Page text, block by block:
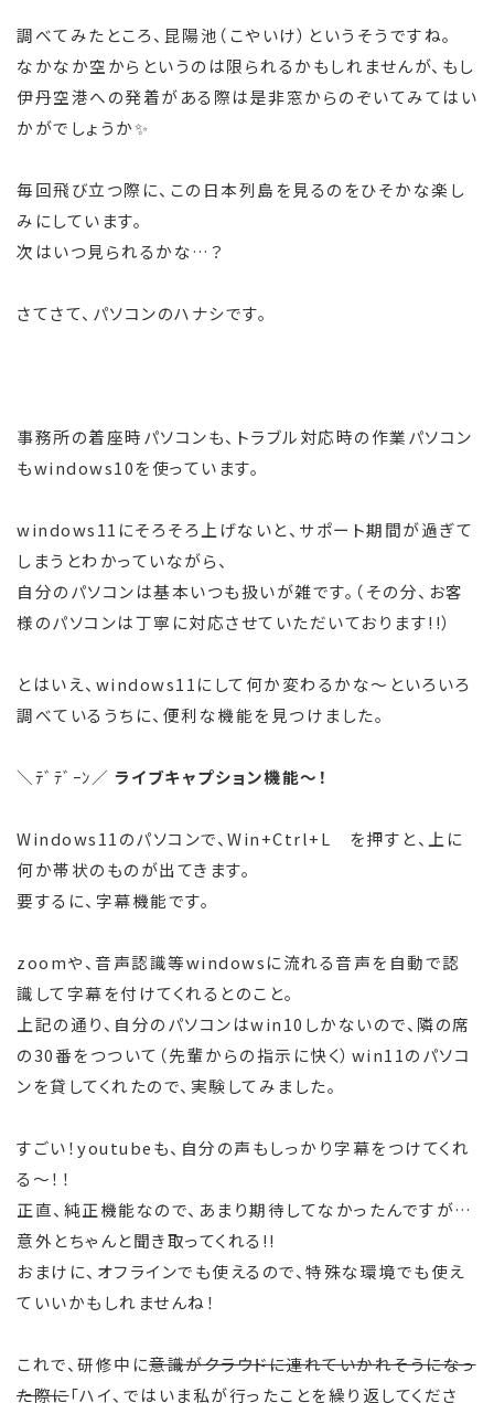
調べてみたところ、昆陽池（こやいけ）というそうですね。
なかなか空からというのは限られるかもしれませんが、もし
伊丹空港への発着がある際は是非窓からのぞいてみてはい
かがでしょうか✨
毎回飛び立つ際に、この日本列島を見るのをひそかな楽し
みにしています。
次はいつ見られるかな…？
さてさて、パソコンのハナシです。
事務所の着座時パソコンも、トラブル対応時の作業パソコン
もwindows10を使っています。
windows11にそろそろ上げないと、サポート期間が過ぎて
しまうとわかっていながら、
自分のパソコンは基本いつも扱いが雑です。（その分、お客
様のパソコンは丁寧に対応させていただいております!!）
とはいえ、windows11にして何か変わるかな～といろいろ
調べているうちに、便利な機能を見つけました。
＼ﾃﾞﾃﾞｰﾝ／ ライブキャプション機能～！
Windows11のパソコンで、Win+Ctrl+L を押すと、上に
何か帯状のものが出てきます。
要するに、字幕機能です。
zoomや、音声認識等windowsに流れる音声を自動で認
識して字幕を付けてくれるとのこと。
上記の通り、自分のパソコンはwin10しかないので、隣の席
の30番をつついて（先輩からの指示に快く）win11のパソコ
ンを貸してくれたので、実験してみました。
すごい！youtubeも、自分の声もしっかり字幕をつけてくれ
る～！！
正直、純正機能なので、あまり期待してなかったんですが…
意外とちゃんと聞き取ってくれる!!
おまけに、オフラインでも使えるので、特殊な環境でも使え
ていいかもしれませんね！
これで、研修中に意識がクラウドに連れていかれそうになっ
た際に「ハイ、ではいま私が行ったことを繰り返してくださ